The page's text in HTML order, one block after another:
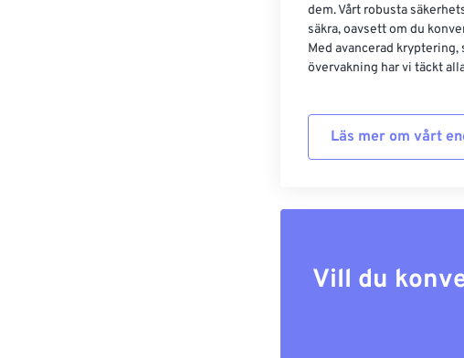
dem. Vårt robusta
säkra, oavsett om du
Med avancerad
övervakning har vi täckt
Läs mer om vårt
Vill du